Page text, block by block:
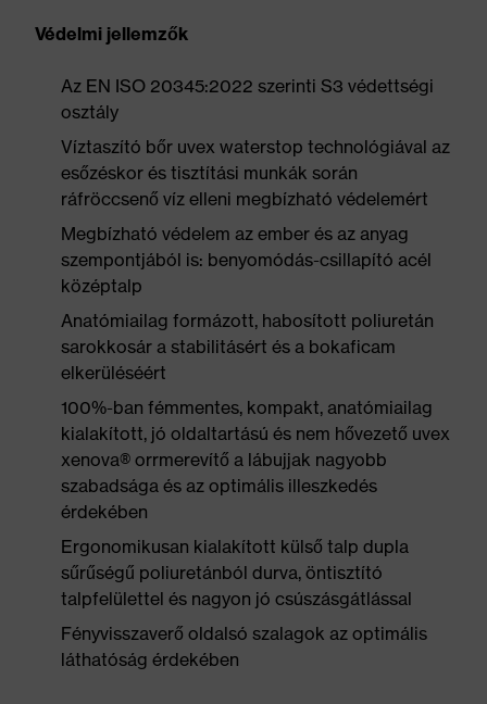
Védelmi jellemzők
Az EN ISO 20345:2022 szerinti S3 védettségi
osztály
Víztaszító bőr uvex waterstop technológiával az
esőzéskor és tisztítási munkák során
ráfröccsenő víz elleni megbízható védelemért
Megbízható védelem az ember és az anyag
szempontjából is: benyomódás-csillapító acél
középtalp
Anatómiailag formázott, habosított poliuretán
sarokkosár a stabilitásért és a bokaficam
elkerüléséért
100%-ban fémmentes, kompakt, anatómiailag
kialakított, jó oldaltartású és nem hővezető uvex
xenova® orrmerevítő a lábujjak nagyobb
szabadsága és az optimális illeszkedés
érdekében
Ergonomikusan kialakított külső talp dupla
sűrűségű poliuretánból durva, öntisztító
talpfelülettel és nagyon jó csúszásgátlással
Fényvisszaverő oldalsó szalagok az optimális
láthatóság érdekében